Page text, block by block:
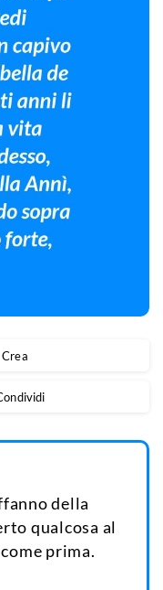
Crea
della
qualcosa al
prima.